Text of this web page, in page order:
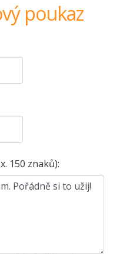
poukaz
150 znaků):